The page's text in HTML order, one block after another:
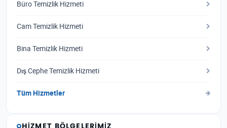
Büro Temizlik Hizmeti
Cam Temizlik Hizmeti
Bina Temizlik Hizmeti
Dış Cephe Temizlik Hizmeti
Tüm Hizmetler